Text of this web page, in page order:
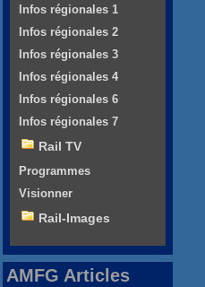
Infos régionales 1
Infos régionales 2
Infos régionales 3
Infos régionales 4
Infos régionales 6
Infos régionales 7
Rail TV
Programmes
Visionner
Rail-Images
AMFG Articles